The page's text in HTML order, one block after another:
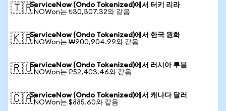
🇹🇷ServiceNow (Ondo Tokenized)에서 터키 리라
1 NOWon는 ₺30,307.32와 같음
🇰🇷ServiceNow (Ondo Tokenized)에서 한국 원화
1 NOWon는 ₩900,904.99와 같음
🇷🇺ServiceNow (Ondo Tokenized)에서 러시아 루블
1 NOWon는 ₽52,403.46와 같음
🇨🇦ServiceNow (Ondo Tokenized)에서 캐나다 달러
1 NOWon는 $885.60와 같음